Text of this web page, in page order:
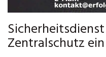
Zentralschutz